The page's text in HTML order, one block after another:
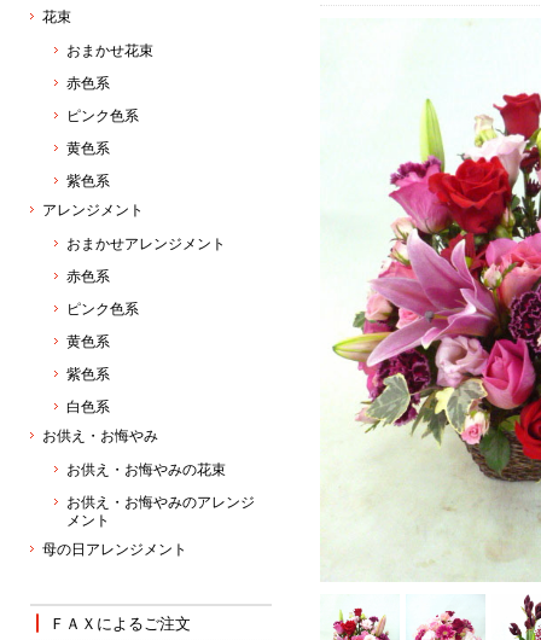
花束
おまかせ花束
赤色系
ピンク色系
黄色系
紫色系
アレンジメント
おまかせアレンジメント
赤色系
ピンク色系
黄色系
紫色系
白色系
お供え・お悔やみ
お供え・お悔やみの花束
お供え・お悔やみのアレンジ
メント
母の日アレンジメント
ＦＡＸによるご注文